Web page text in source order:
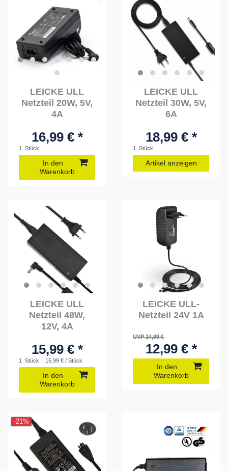
LEICKE ULL
Netzteil 20W, 5V,
4A
16,99 € *
1 Stück
In den
Warenkorb
LEICKE ULL
Netzteil 30W, 5V,
6A
18,99 € *
1 Stück
Artikel anzeigen
LEICKE ULL
Netzteil 48W,
12V, 4A
15,99 € *
1 Stück | 15,99 € / Stück
In den
Warenkorb
LEICKE ULL-
Netzteil 24V 1A
UVP 14,99 €
12,99 € *
In den
Warenkorb
-21%